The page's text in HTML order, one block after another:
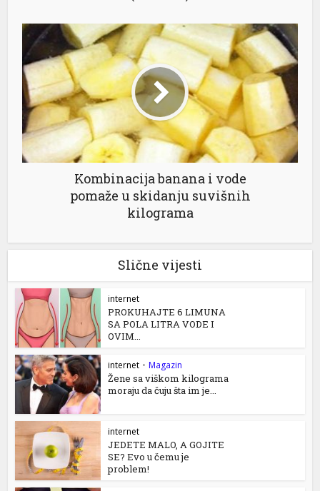
Kombinacija banana i vode
pomaže u skidanju suvišnih
kilograma
Slične vijesti
internet
PROKUHAJTE 6 LIMUNA
SA POLA LITRA VODE I
OVIM...
internet • Magazin
Žene sa viškom kilograma
moraju da čuju šta im je...
internet
JEDETE MALO, A GOJITE
SE? Evo u čemu je
problem!